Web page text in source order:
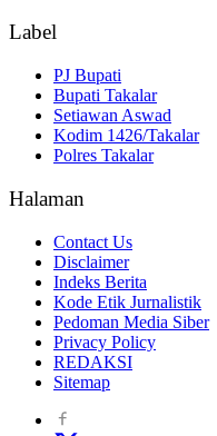
Label
PJ Bupati
Bupati Takalar
Setiawan Aswad
Kodim 1426/Takalar
Polres Takalar
Halaman
Contact Us
Disclaimer
Indeks Berita
Kode Etik Jurnalistik
Pedoman Media Siber
Privacy Policy
REDAKSI
Sitemap